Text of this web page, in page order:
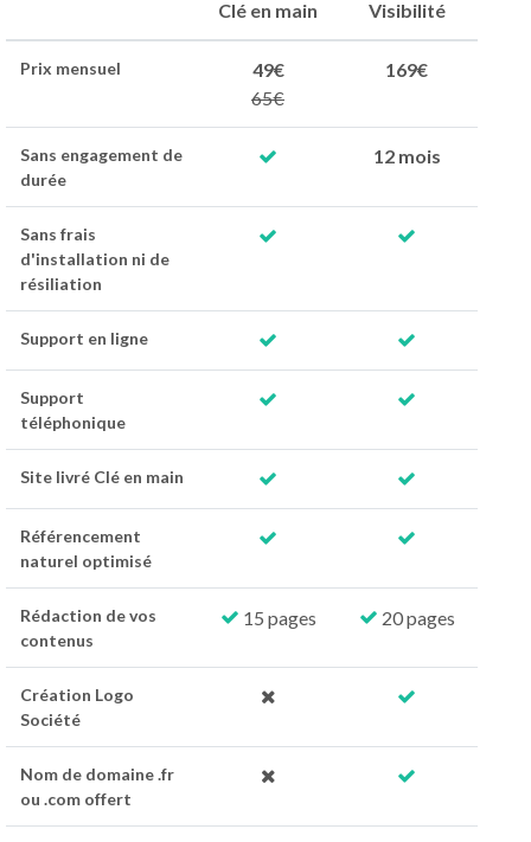
Clé en main Visibilité
Prix mensuel
49€
65€
169€
Sans engagement de
durée
12 mois
Sans frais
d'installation ni de
résiliation
Support en ligne
Support
téléphonique
Site livré Clé en main
Référencement
naturel optimisé
Rédaction de vos
contenus
15 pages 20 pages
Création Logo
Société
Nom de domaine .fr
ou .com offert